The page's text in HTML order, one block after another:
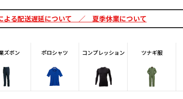
よる配送遅延について ／ 夏季休業について
ズボン ポロシャツ コンプレッション ツナギ服